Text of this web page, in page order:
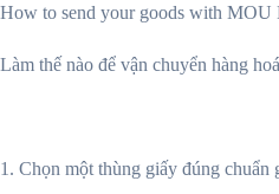
How to send your goods with MOU
Làm thế nào để vận chuyển hàng
1. Chọn một thùng giấy đúng